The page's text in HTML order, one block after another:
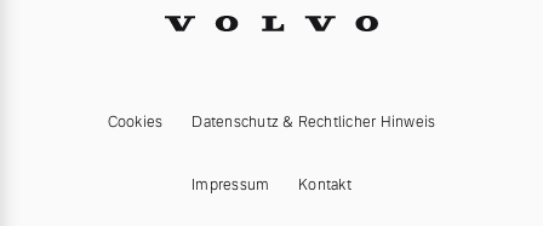
Cookies Datenschutz & Rechtlicher Hinweis
Impressum Kontakt